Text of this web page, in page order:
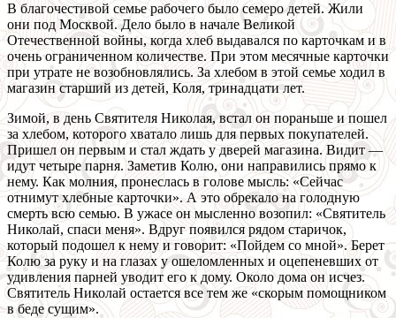
В благочестивой семье рабочего было семеро детей. Жили
они под Москвой. Дело было в начале Великой
Отечественной войны, когда хлеб выдавался по карточкам и в
очень ограниченном количестве. При этом месячные карточки
при утрате не возобновлялись. За хлебом в этой семье ходил в
магазин старший из детей, Коля, тринадцати лет.
Зимой, в день Святителя Николая, встал он пораньше и пошел
за хлебом, которого хватало лишь для первых покупателей.
Пришел он первым и стал ждать у дверей магазина. Видит —
идут четыре парня. Заметив Колю, они направились прямо к
нему. Как молния, пронеслась в голове мысль: «Сейчас
отнимут хлебные карточки». А это обрекало на голодную
смерть всю семью. В ужасе он мысленно возопил: «Святитель
Николай, спаси меня». Вдруг появился рядом старичок,
который подошел к нему и говорит: «Пойдем со мной». Берет
Колю за руку и на глазах у ошеломленных и оцепеневших от
удивления парней уводит его к дому. Около дома он исчез.
Святитель Николай остается все тем же «cкорым помощником
в беде сущим».